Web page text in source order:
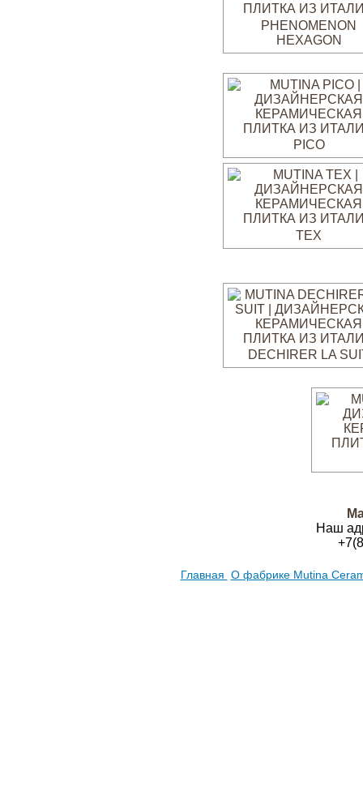
PHENOMENON
HEXAGON
PICO
TEX
DECHIRER LA
Наш
Главная О фабрике Mutina